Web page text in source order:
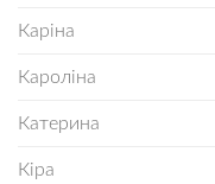
Каріна
Кароліна
Катерина
Кіра